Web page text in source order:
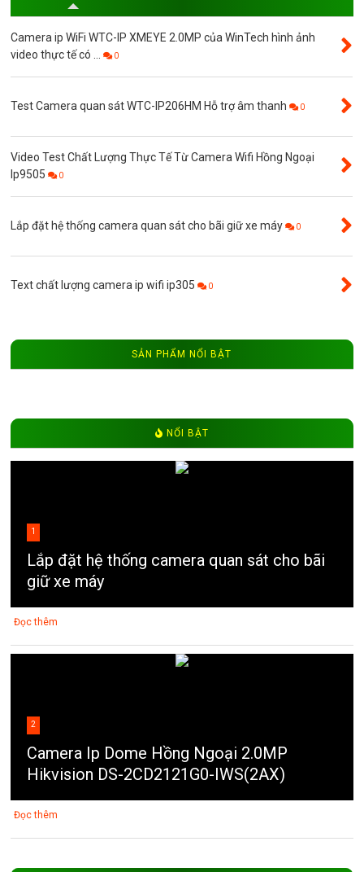
Camera ip WiFi WTC-IP XMEYE 2.0MP của WinTech hình ảnh
video thực tế có ...
0
Test Camera quan sát WTC-IP206HM Hỗ trợ âm thanh 0
Video Test Chất Lượng Thực Tế Từ Camera Wifi Hồng Ngoại
Ip9505
0
Lắp đặt hệ thống camera quan sát cho bãi giữ xe máy 0
Text chất lượng camera ip wifi ip305 0
SẢN PHẨM NỔI BẬT
NỔI BẬT
1
Lắp đặt hệ thống camera quan sát cho bãi
giữ xe máy
Đọc thêm
2
Camera Ip Dome Hồng Ngoại 2.0MP
Hikvision DS-2CD2121G0-IWS(2AX)
Đọc thêm